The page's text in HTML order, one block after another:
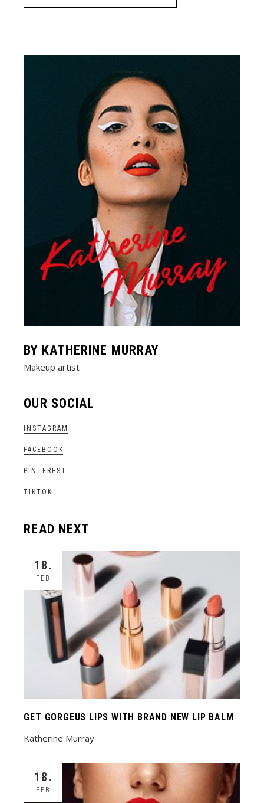
BY KATHERINE MURRAY
Makeup artist
OUR SOCIAL
INSTAGRAM
FACEBOOK
PINTEREST
TIKTOK
READ NEXT
18.
FEB
GET GORGEUS LIPS WITH BRAND NEW LIP BALM
Katherine Murray
18.
FEB